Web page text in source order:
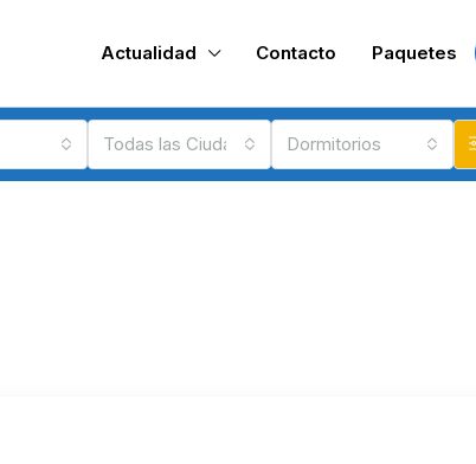
Actualidad Contacto Paquetes
Todas las Ciudades Dormitorios